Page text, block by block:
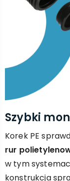
Szybki
Korek PE
rur
w tym
konstrukcja